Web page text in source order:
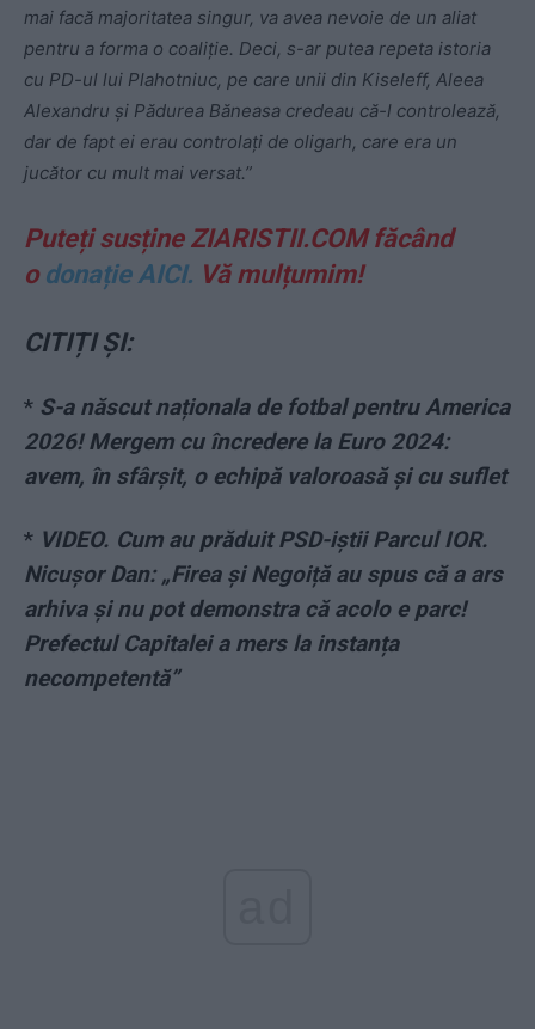
mai facă majoritatea singur, va avea nevoie de un aliat
pentru a forma o coaliție. Deci, s-ar putea repeta istoria
cu PD-ul lui Plahotniuc, pe care unii din Kiseleff, Aleea
Alexandru și Pădurea Băneasa credeau că-l controlează,
dar de fapt ei erau controlați de oligarh, care era un
jucător cu mult mai versat.”
Puteți susține ZIARISTII.COM făcând
o donație AICI. Vă mulțumim!
CITIȚI ȘI:
* S-a născut naționala de fotbal pentru America
2026! Mergem cu încredere la Euro 2024:
avem, în sfârșit, o echipă valoroasă și cu suflet
* VIDEO. Cum au prăduit PSD-iștii Parcul IOR.
Nicușor Dan: „Firea și Negoiță au spus că a ars
arhiva și nu pot demonstra că acolo e parc!
Prefectul Capitalei a mers la instanța
necompetentă”